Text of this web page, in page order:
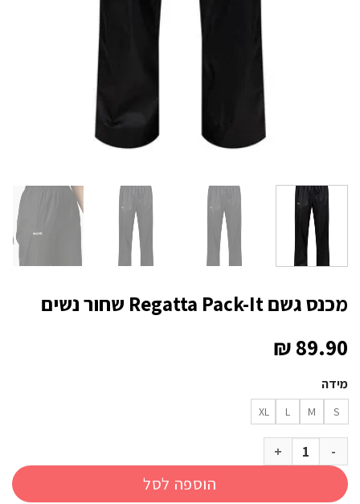
מכנס גשם Regatta Pack-It שחור נשים
₪89.90
מידה
S
M
L
XL
כמות של מכנס גשם Regatta Pack-It שחור נשים
הוספה לסל